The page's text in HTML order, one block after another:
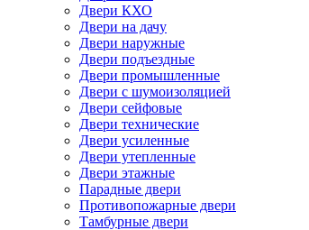
Двери КХО
Двери на дачу
Двери наружные
Двери подъездные
Двери промышленные
Двери с шумоизоляцией
Двери сейфовые
Двери технические
Двери усиленные
Двери утепленные
Двери этажные
Парадные двери
Противопожарные двери
Тамбурные двери